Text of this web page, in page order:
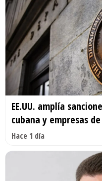
EE.UU. amplía
cubana y empresas de
Hace 1 día